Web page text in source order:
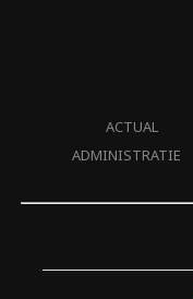
ACTUAL
ADMINISTRATIE